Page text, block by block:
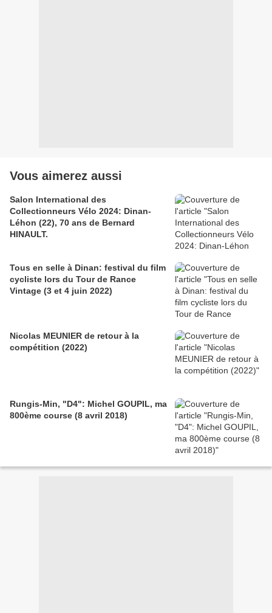
Vous aimerez aussi
Salon International des
Collectionneurs Vélo 2024: Dinan-
Léhon (22), 70 ans de Bernard
HINAULT.
Tous en selle à Dinan: festival du film
cycliste lors du Tour de Rance
Vintage (3 et 4 juin 2022)
Nicolas MEUNIER de retour à la
compétition (2022)
Rungis-Min, "D4": Michel GOUPIL, ma
800ème course (8 avril 2018)